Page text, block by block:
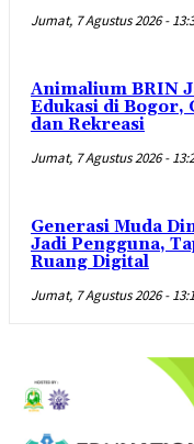
Jumat, 7 Agustus 2026 -
Animalium BRIN
Edukasi di Bogor,
dan Rekreasi
Jumat, 7 Agustus 2026 -
Generasi Muda
Jadi Pengguna,
Ruang Digital
Jumat, 7 Agustus 2026 -